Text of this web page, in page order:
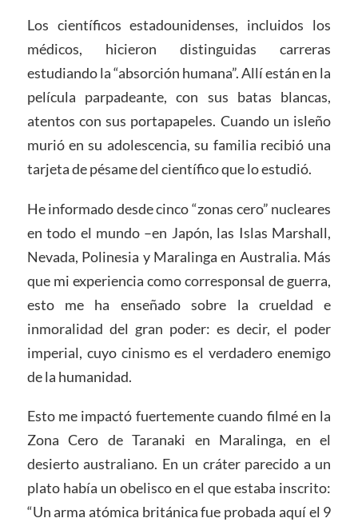
Los científicos estadounidenses, incluidos los
médicos, hicieron distinguidas carreras
estudiando la “absorción humana”. Allí están en la
película parpadeante, con sus batas blancas,
atentos con sus portapapeles. Cuando un isleño
murió en su adolescencia, su familia recibió una
tarjeta de pésame del científico que lo estudió.
He informado desde cinco “zonas cero” nucleares
en todo el mundo –en Japón, las Islas Marshall,
Nevada, Polinesia y Maralinga en Australia. Más
que mi experiencia como corresponsal de guerra,
esto me ha enseñado sobre la crueldad e
inmoralidad del gran poder: es decir, el poder
imperial, cuyo cinismo es el verdadero enemigo
de la humanidad.
Esto me impactó fuertemente cuando filmé en la
Zona Cero de Taranaki en Maralinga, en el
desierto australiano. En un cráter parecido a un
plato había un obelisco en el que estaba inscrito:
“Un arma atómica británica fue probada aquí el 9